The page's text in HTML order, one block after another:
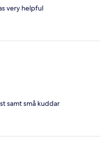
very helpful
samt små kuddar